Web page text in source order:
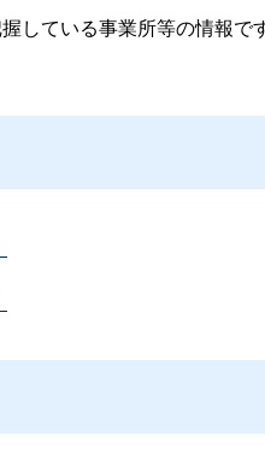
している事業所等の情報